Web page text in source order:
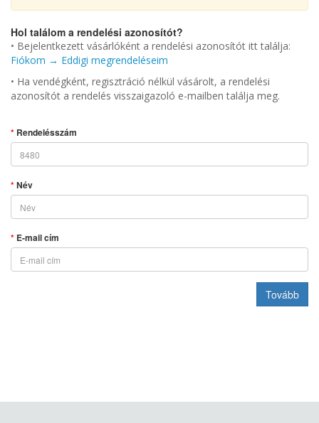
Hol találom a rendelési azonosítót?
• Bejelentkezett vásárlóként a rendelési azonosítót itt találja:
Fiókom → Eddigi megrendeléseim
• Ha vendégként, regisztráció nélkül vásárolt, a rendelési
azonosítót a rendelés visszaigazoló e-mailben találja meg.
Rendelésszám
Név
E-mail cím